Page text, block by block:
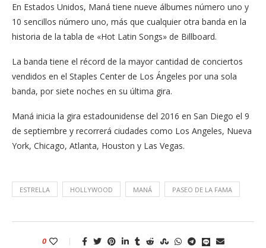
En Estados Unidos, Maná tiene nueve álbumes número uno y
10 sencillos número uno, más que cualquier otra banda en la
historia de la tabla de «Hot Latin Songs» de Billboard.
La banda tiene el récord de la mayor cantidad de conciertos
vendidos en el Staples Center de Los Ángeles por una sola
banda, por siete noches en su última gira.
Maná inicia la gira estadounidense del 2016 en San Diego el 9
de septiembre y recorrerá ciudades como Los Angeles, Nueva
York, Chicago, Atlanta, Houston y Las Vegas.
ESTRELLA HOLLYWOOD MANÁ PASEO DE LA FAMA
0